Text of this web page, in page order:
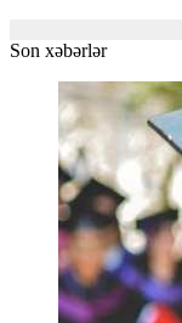
Son xəbərlər